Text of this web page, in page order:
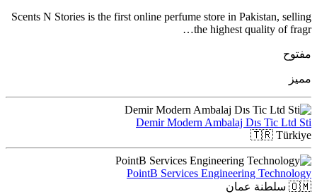
Scents N Stories is the first online perfume store in Pakistan, selling
the highest quality of fragr…
مفتوح
مميز
Demir Modern Ambalaj Dıs Tic Ltd Sti
🇹🇷 Türkiye
PointB Services Engineering Technology
🇴🇲 سلطنة عمان